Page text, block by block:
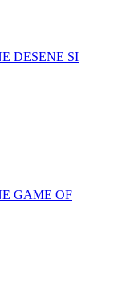
DESENE SI
GAME OF